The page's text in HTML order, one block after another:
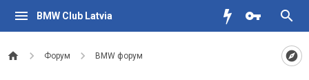
BMW Club Latvia
Форум BMW форум